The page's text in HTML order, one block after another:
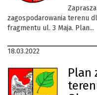
zagospodarowania terenu
fragmentu ul. 3 Maja. Plan...
18.03.2022
Plan